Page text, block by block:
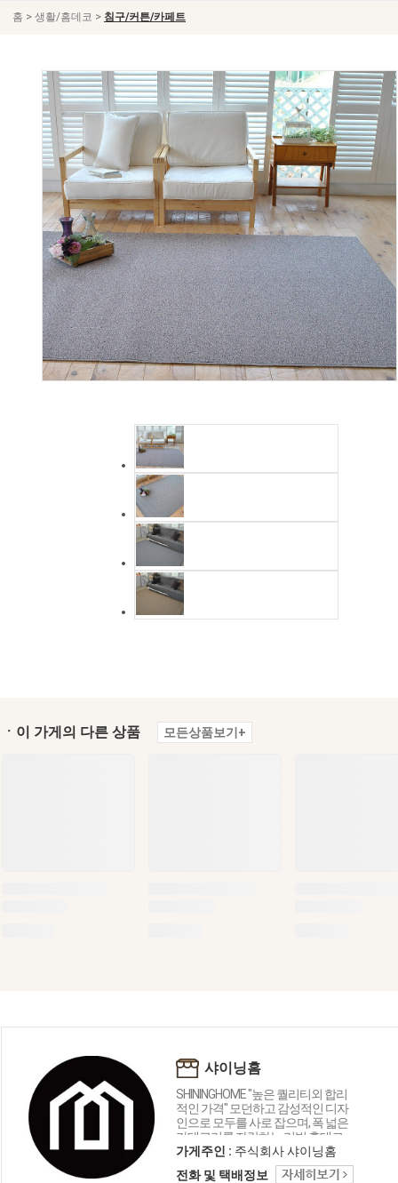
홈 > 생활/홈데코 > 침구/커튼/카페트
ㆍ이 가게의 다른 상품 모든상품보기+
샤이닝홈
SHININGHOME "높은 퀄리티외 합리
적인 가격" 모던하고 감성적인 디자
인으로 모두를 사로 잡으며, 폭 넓은
카테고리를 자랑하는 리빙 홈데코
인테리어 샤이닝홈입니다.
가게주인 : 주식회사 샤이닝홈
전화 및 택배정보